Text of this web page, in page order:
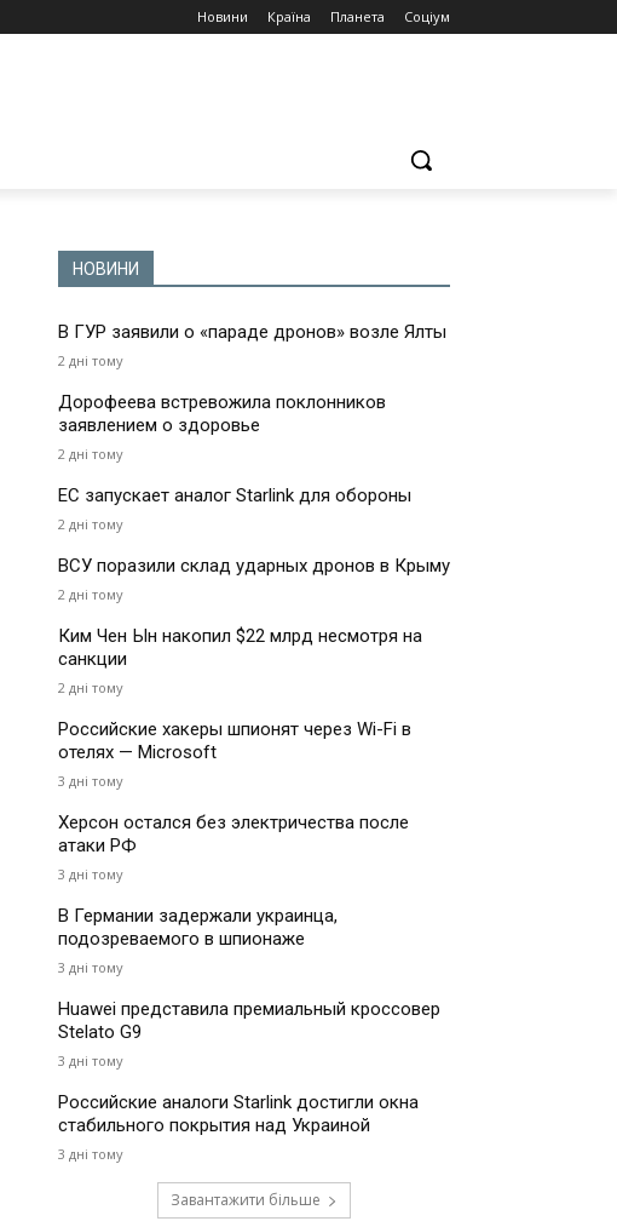
Новини Країна Планета Соціум
НОВИНИ
В ГУР заявили о «параде дронов» возле Ялты
2 дні тому
Дорофеева встревожила поклонников
заявлением о здоровье
2 дні тому
ЕС запускает аналог Starlink для обороны
2 дні тому
ВСУ поразили склад ударных дронов в Крыму
2 дні тому
Ким Чен Ын накопил $22 млрд несмотря на
санкции
2 дні тому
Российские хакеры шпионят через Wi-Fi в
отелях — Microsoft
3 дні тому
Херсон остался без электричества после
атаки РФ
3 дні тому
В Германии задержали украинца,
подозреваемого в шпионаже
3 дні тому
Huawei представила премиальный кроссовер
Stelato G9
3 дні тому
Российские аналоги Starlink достигли окна
стабильного покрытия над Украиной
3 дні тому
Завантажити більше